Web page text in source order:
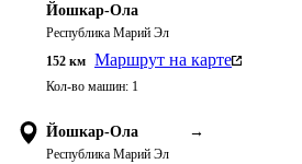
Йошкар-Ола
Республика Марий Эл
152 км Маршрут на карте
Кол-во машин: 1
Йошкар-Ола →
Республика Марий Эл